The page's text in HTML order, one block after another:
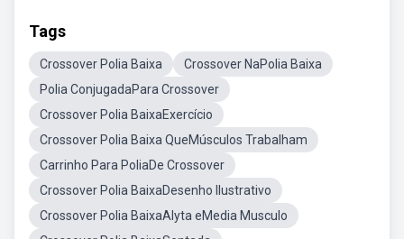
Tags
Crossover Polia Baixa
Crossover NaPolia Baixa
Polia ConjugadaPara Crossover
Crossover Polia BaixaExercício
Crossover Polia Baixa QueMúsculos Trabalham
Carrinho Para PoliaDe Crossover
Crossover Polia BaixaDesenho Ilustrativo
Crossover Polia BaixaAlyta eMedia Musculo